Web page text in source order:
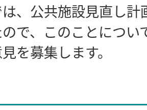
、公共施設見直し
で、このことにつ
を募集します。